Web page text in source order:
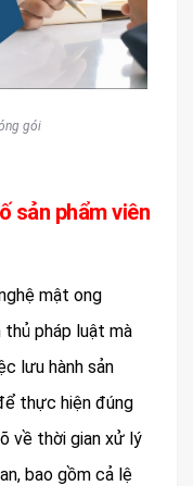
gói
sản phẩm viên
mật ong
thủ pháp luật mà
lưu hành sản
thực hiện đúng
về thời gian xử lý
bao gồm cả lệ